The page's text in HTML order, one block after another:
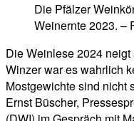
Die Pfälzer
Weinernte 2023. –
Die Weinlese 2024
Winzer war es wahrlich
Mostgewichte sind nicht
Ernst Büscher,